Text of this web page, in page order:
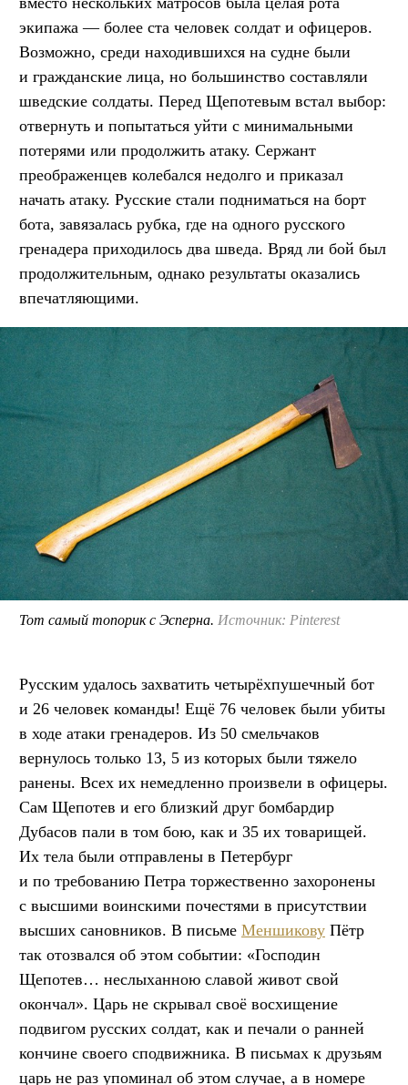
экипажа — более ста человек солдат и офицеров.
Возможно, среди находившихся на судне были
и гражданские лица, но большинство составляли
шведские солдаты. Перед Щепотевым встал выбор:
отвернуть и попытаться уйти с минимальными
потерями или продолжить атаку. Сержант
преображенцев колебался недолго и приказал
начать атаку. Русские стали подниматься на борт
бота, завязалась рубка, где на одного русского
гренадера приходилось два шведа. Вряд ли бой был
продолжительным, однако результаты оказались
впечатляющими.
Тот самый топорик с Эсперна. Источник: Pinterest
Русским удалось захватить четырёхпушечный бот
и 26 человек команды! Ещё 76 человек были убиты
в ходе атаки гренадеров. Из 50 смельчаков
вернулось только 13, 5 из которых были тяжело
ранены. Всех их немедленно произвели в офицеры.
Сам Щепотев и его близкий друг бомбардир
Дубасов пали в том бою, как и 35 их товарищей.
Их тела были отправлены в Петербург
и по требованию Петра торжественно захоронены
с высшими воинскими почестями в присутствии
высших сановников. В письме Меншикову Пётр
так отозвался об этом событии: «Господин
Щепотев… неслыханною славой живот свой
окончал». Царь не скрывал своё восхищение
подвигом русских солдат, как и печали о ранней
кончине своего сподвижника. В письмах к друзьям
царь не раз упоминал об этом случае, а в номере